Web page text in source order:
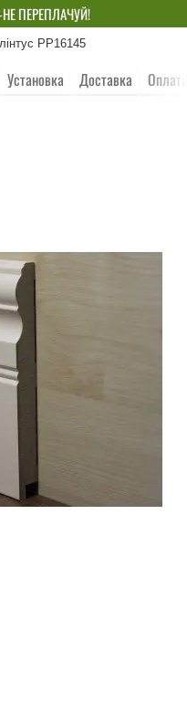
ПЕРЕПЛАЧУЙ!
РР16145
Установка Доставка Оплата